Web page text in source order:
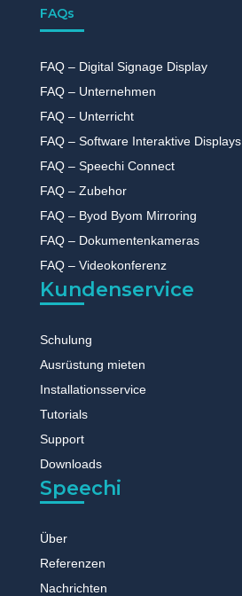
FAQs
FAQ – Digital Signage Display
FAQ – Unternehmen
FAQ – Unterricht
FAQ – Software Interaktive Displays
FAQ – Speechi Connect
FAQ – Zubehor
FAQ – Byod Byom Mirroring
FAQ – Dokumentenkameras
FAQ – Videokonferenz
Kundenservice
Schulung
Ausrüstung mieten
Installationsservice
Tutorials
Support
Downloads
Speechi
Über
Referenzen
Nachrichten